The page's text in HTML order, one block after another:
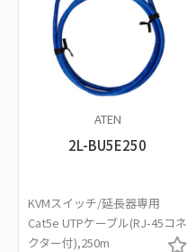
ATEN
2L-BU5E250
KVMスイッチ/延長器専用
Cat5e UTPケーブル(RJ-45コネ
クター付),250m